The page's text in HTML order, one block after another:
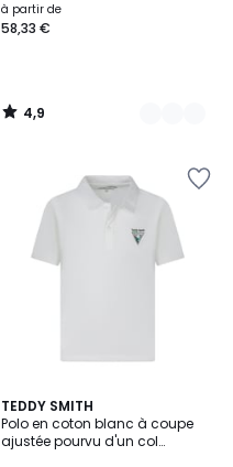
à partir de
58,33 €
4,9
/
TEDDY SMITH
Polo en coton blanc à coupe
ajustée pourvu d'un col